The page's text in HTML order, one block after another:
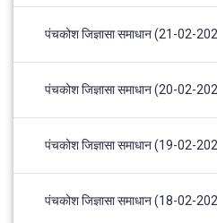
पंचकोश जिज्ञासा समाधान (21-02-
पंचकोश जिज्ञासा समाधान (20-02-
पंचकोश जिज्ञासा समाधान (19-02-
पंचकोश जिज्ञासा समाधान (18-02-